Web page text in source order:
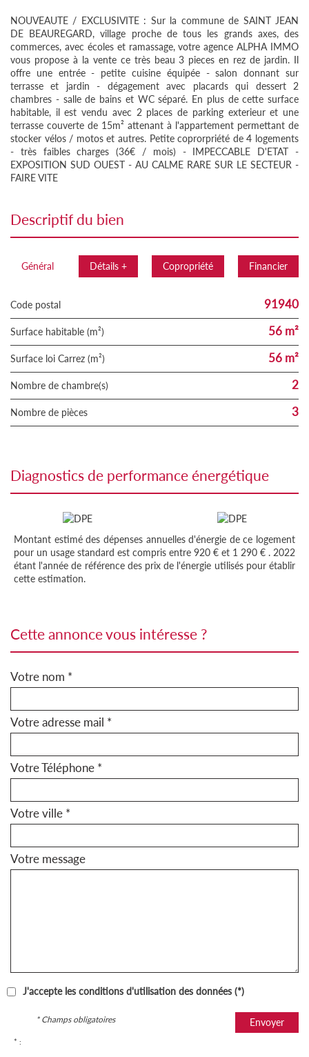
NOUVEAUTE / EXCLUSIVITE : Sur la commune de SAINT JEAN
DE BEAUREGARD, village proche de tous les grands axes, des
commerces, avec écoles et ramassage, votre agence ALPHA IMMO
vous propose à la vente ce très beau 3 pieces en rez de jardin. Il
offre une entrée - petite cuisine équipée - salon donnant sur
terrasse et jardin - dégagement avec placards qui dessert 2
chambres - salle de bains et WC séparé. En plus de cette surface
habitable, il est vendu avec 2 places de parking exterieur et une
terrasse couverte de 15m² attenant à l'appartement permettant de
stocker vélos / motos et autres. Petite coprorpriété de 4 logements
- très faibles charges (36€ / mois) - IMPECCABLE D'ETAT -
EXPOSITION SUD OUEST - AU CALME RARE SUR LE SECTEUR -
FAIRE VITE
descriptif du bien
Général Détails + Copropriété Financier
Code postal 91940
Surface habitable (m²) 56 m²
Surface loi Carrez (m²) 56 m²
Nombre de chambre(s) 2
Nombre de pièces 3
diagnostics de performance énergétique
Montant estimé des dépenses annuelles d'énergie de ce logement
pour un usage standard est compris entre 920 € et 1 290 € . 2022
étant l'année de référence des prix de l'énergie utilisés pour établir
cette estimation.
cette annonce vous intéresse ?
Votre nom *
Votre adresse mail *
Votre Téléphone *
Votre ville *
Votre message
J'accepte les conditions d'utilisation des données (*)
Envoyer
* Champs obligatoires
* :